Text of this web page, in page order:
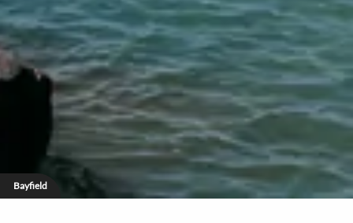
Bayfield